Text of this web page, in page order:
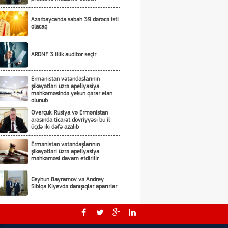
Azərbaycanda sabah 39 dərəcə isti
olacaq
ARDNF 3 illik auditor seçir
Ermənistan vətəndaşlarının
şikayətləri üzrə apellyasiya
məhkəməsində yekun qərar elan
olunub
Overçuk: Rusiya və Ermənistan
arasında ticarət dövriyyəsi bu il
üçdə iki dəfə azalıb
Ermənistan vətəndaşlarının
şikayətləri üzrə apellyasiya
məhkəməsi davam etdirilir
Ceyhun Bayramov və Andrey
Sibiqa Kiyevdə danışıqlar aparırlar
Ceyhun Bayramov Kiyevdə
Ukrayna PUA-larının sərgisi ilə tanış